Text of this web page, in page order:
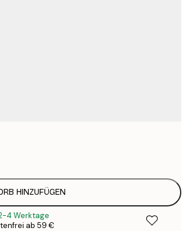
HINZUFÜGEN
4 Werktage
ab 59 €